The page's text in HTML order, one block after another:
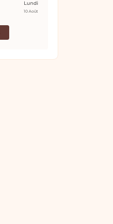
Lundi
10 Août